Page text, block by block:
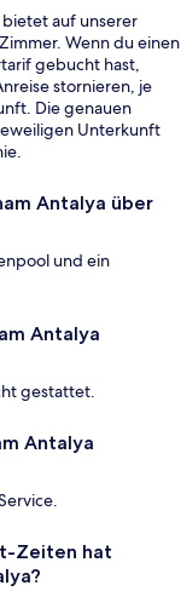
bietet auf unserer
Wenn du einen
gebucht hast,
stornieren, je
Die genauen
Unterkunft
Antalya über
und ein
Antalya
gestattet.
Antalya
Zeiten hat